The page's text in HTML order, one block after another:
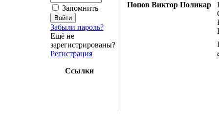
Запомнить
Забыли пароль?
Ещё не
зарегистрированы?
Регистрация
Ссылки
Попов Виктор Поликар